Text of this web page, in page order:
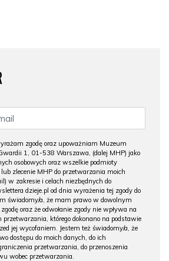
zgodę oraz upoważniam Muzeum
1, 01-538 Warszawa, (dalej MHP) jako
osobowych oraz wszelkie podmioty
lub zlecenie MHP do przetwarzania moich
w zakresie i celach niezbędnych do
dzieje.pl od dnia wyrażenia tej zgody do
świadomy/a, że mam prawo w dowolnym
oraz że odwołanie zgody nie wpływa na
przetwarzania, którego dokonano na podstawie
jej wycofaniem. Jestem też świadomy/a, że
dostępu do moich danych, do ich
przetwarzania, do przenoszenia
wobec przetwarzania.